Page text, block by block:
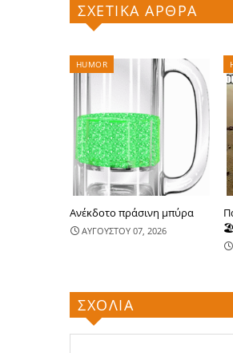
ΣΧΕΤΙΚΑ ΑΡΘΡΑ
HUMOR
Ανέκδοτο πράσινη μπύρα
ΑΥΓΟΥΣΤΟΥ 07, 2026
ΣΧΟΛΙΑ